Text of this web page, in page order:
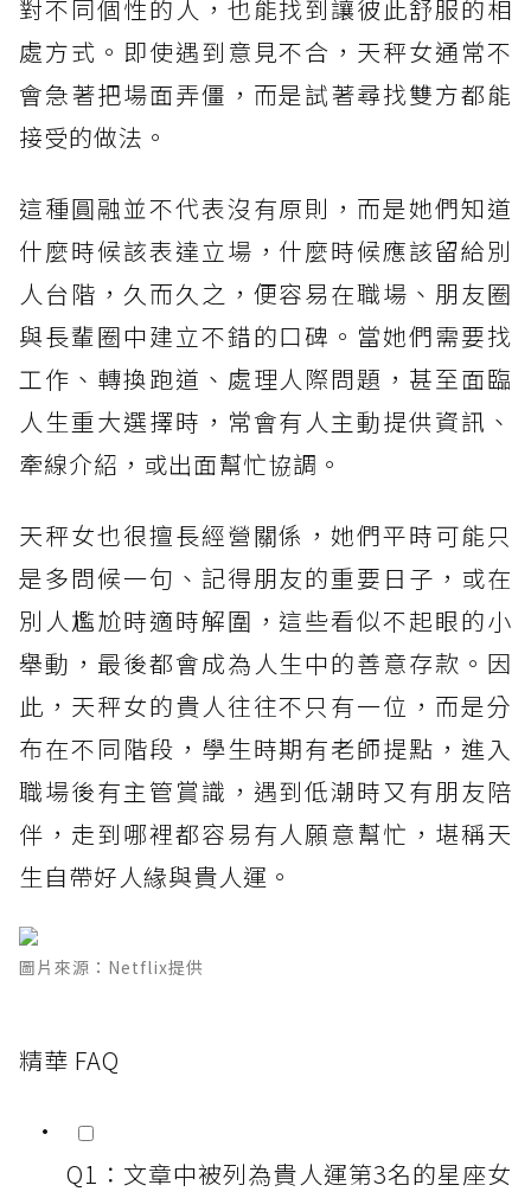
對不同個性的人，也能找到讓彼此舒服的相
處方式。即使遇到意見不合，天秤女通常不
會急著把場面弄僵，而是試著尋找雙方都能
接受的做法。
這種圓融並不代表沒有原則，而是她們知道
什麼時候該表達立場，什麼時候應該留給別
人台階，久而久之，便容易在職場、朋友圈
與長輩圈中建立不錯的口碑。當她們需要找
工作、轉換跑道、處理人際問題，甚至面臨
人生重大選擇時，常會有人主動提供資訊、
牽線介紹，或出面幫忙協調。
天秤女也很擅長經營關係，她們平時可能只
是多問候一句、記得朋友的重要日子，或在
別人尷尬時適時解圍，這些看似不起眼的小
舉動，最後都會成為人生中的善意存款。因
此，天秤女的貴人往往不只有一位，而是分
布在不同階段，學生時期有老師提點，進入
職場後有主管賞識，遇到低潮時又有朋友陪
伴，走到哪裡都容易有人願意幫忙，堪稱天
生自帶好人緣與貴人運。
圖片來源：Netflix提供
精華 FAQ
Q1：文章中被列為貴人運第3名的星座女